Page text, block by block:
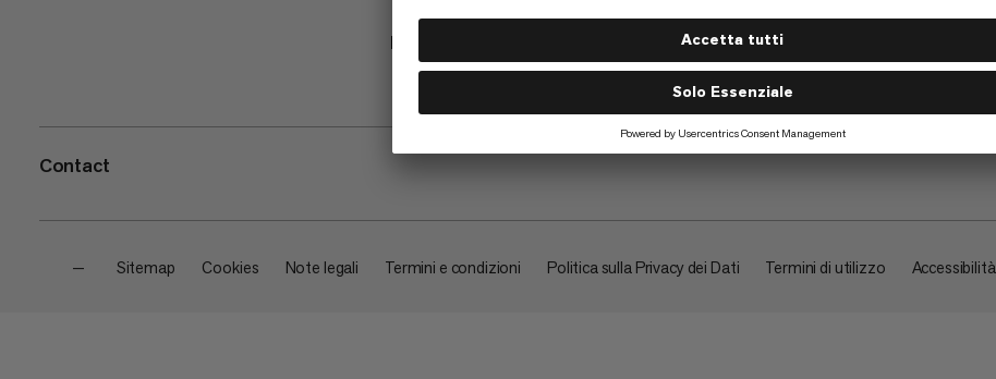
Negozio Su di noi
Contact
— Sitemap Cookies Note legali Termini e condizioni Politica sulla Privacy dei Dati Termini di utilizzo Accessibilità